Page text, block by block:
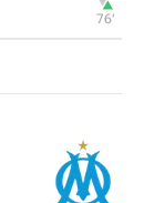
76‎’‎